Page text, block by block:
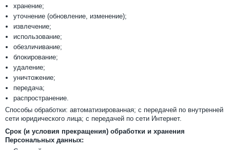
хранение;
уточнение (обновление, изменение);
извлечение;
использование;
обезличивание;
блокирование;
удаление;
уничтожение;
передача;
распространение.
Способы обработки: автоматизированная; с передачей по внутренней
сети юридического лица; с передачей по сети Интернет.
Срок (и условия прекращения) обработки и хранения
Персональных данных: